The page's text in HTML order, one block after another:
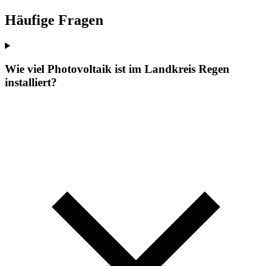
Häufige Fragen
Wie viel Photovoltaik ist im Landkreis Regen
installiert?